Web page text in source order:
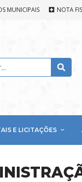
MUNICIPAIS NOTA
E LICITAÇÕES